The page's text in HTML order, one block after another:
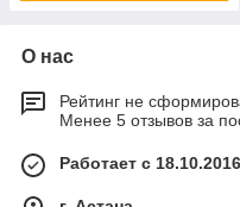
О нас
Рейтинг не
Менее 5 отзывов за
Работает с 18.10.2016